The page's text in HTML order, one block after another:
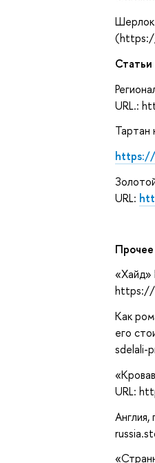
Шерлок
URL.:
Тартан
URL:
Прочее
«Хайд»
https://
Как
его
sdelali-
URL: